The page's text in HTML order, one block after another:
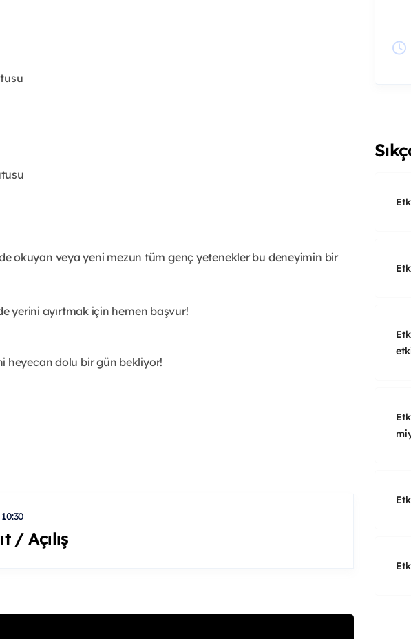
okuyan veya yeni mezun tüm genç yetenekler bu deneyimin bir
yerini ayırtmak için hemen başvur!
heyecan dolu bir gün bekliyor!
/ Açılış